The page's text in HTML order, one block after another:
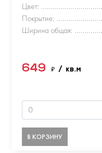
Цвет:
Покрытие:
Ширина общая:
649 ₽ / кв.м
В КОРЗИНУ